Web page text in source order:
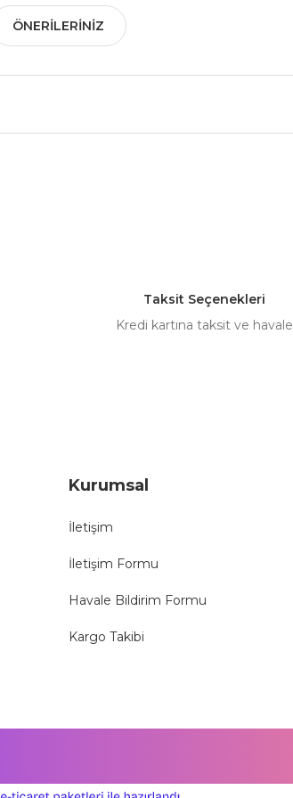
ÖNERILERINIZ
Gönder
Taksit Seçenekleri
Kredi kartına taksit ve havale
Kurumsal
İletişim
İletişim Formu
Havale Bildirim Formu
Kargo Takibi